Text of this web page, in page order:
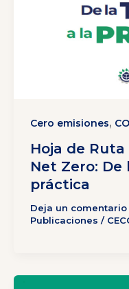
Cero emisiones,
Hoja de
Net Zero: De
práctica
Deja un comentario
Publicaciones /